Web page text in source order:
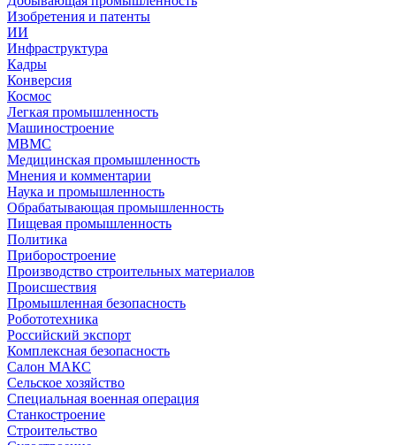
Изобретения и патенты
ИИ
Инфраструктура
Кадры
Конверсия
Космос
Легкая промышленность
Машиностроение
МВМС
Медицинская промышленность
Мнения и комментарии
Наука и промышленность
Обрабатывающая промышленность
Пищевая промышленность
Политика
Приборостроение
Производство строительных материалов
Происшествия
Промышленная безопасность
Робототехника
Российский экспорт
Комплексная безопасность
Салон МАКС
Сельское хозяйство
Специальная военная операция
Станкостроение
Строительство